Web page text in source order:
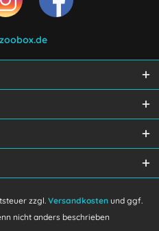
Pflichtfelder.
Senden
zzgl. Versandkosten und ggf.
nicht anders beschrieben